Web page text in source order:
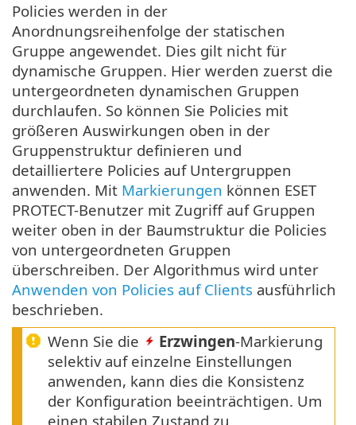
Policies werden in der
Anordnungsreihenfolge der statischen
Gruppe angewendet. Dies gilt nicht für
dynamische Gruppen. Hier werden zuerst die
untergeordneten dynamischen Gruppen
durchlaufen. So können Sie Policies mit
größeren Auswirkungen oben in der
Gruppenstruktur definieren und
detailliertere Policies auf Untergruppen
anwenden. Mit Markierungen können ESET
PROTECT-Benutzer mit Zugriff auf Gruppen
weiter oben in der Baumstruktur die Policies
von untergeordneten Gruppen
überschreiben. Der Algorithmus wird unter
Anwenden von Policies auf Clients ausführlich
beschrieben.
Wenn Sie die
Erzwingen-Markierung
selektiv auf einzelne Einstellungen
anwenden, kann dies die Konsistenz
der Konfiguration beeinträchtigen. Um
einen stabilen Zustand zu